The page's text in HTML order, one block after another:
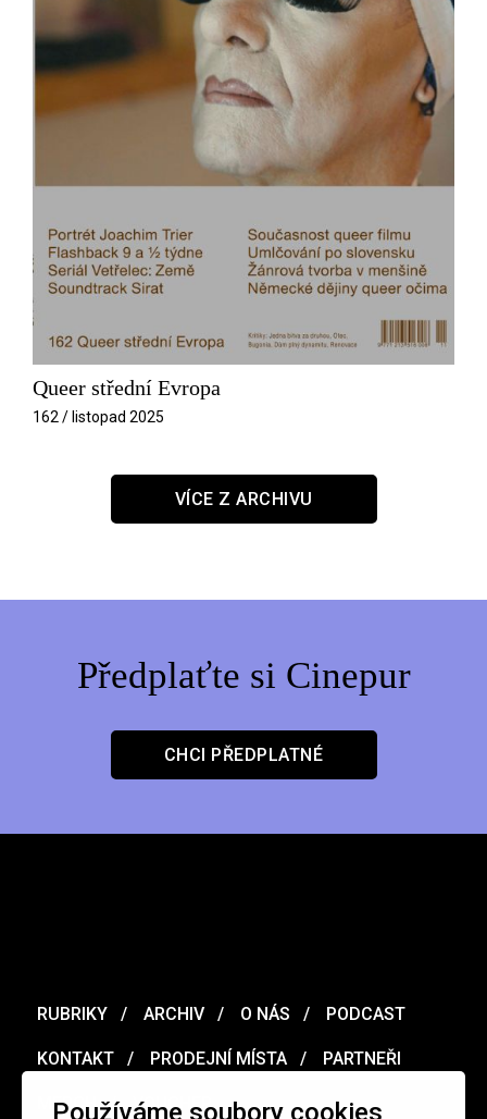
Používáme soubory cookies
Queer střední Evropa
162 / listopad 2025
VÍCE Z ARCHIVU
Předplaťte si Cinepur
CHCI PŘEDPLATNÉ
RUBRIKY ARCHIV O NÁS PODCAST
KONTAKT PRODEJNÍ MÍSTA PARTNEŘI
MERCH VOUCHER